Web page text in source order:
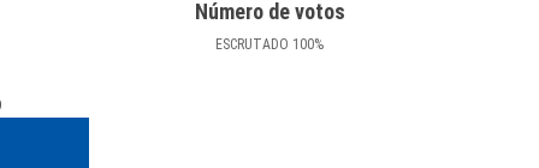
Número de votos
ESCRUTADO 100%